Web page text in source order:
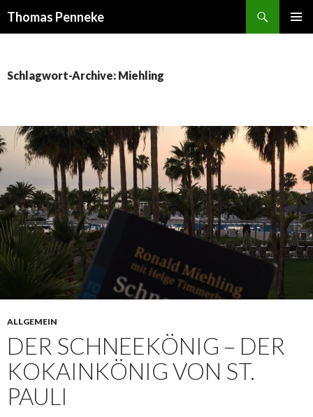
Thomas Penneke
Schlagwort-Archive: Miehling
ALLGEMEIN
DER SCHNEEKÖNIG – DER
KOKAINKÖNIG VON ST.
PAULI